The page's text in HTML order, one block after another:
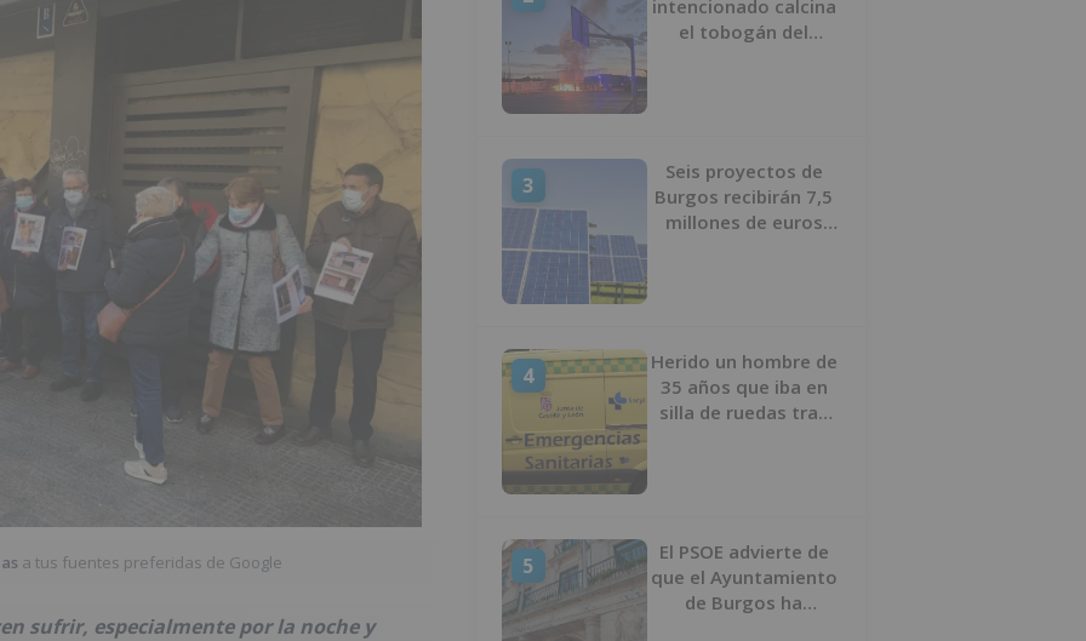
a tus fuentes preferidas de Google
sufrir, especialmente por la noche y
intencionado calcina
el tobogán del
3
Seis proyectos de
Burgos recibirán 7,5
millones de euros
4
Herido un hombre de
35 años que iba en
silla de ruedas tras
5
El PSOE advierte de
que el Ayuntamiento
de Burgos ha